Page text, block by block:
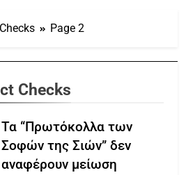
Page 2
Checks
Τα “Πρωτόκολλα των
Σοφών της Σιών” δεν
αναφέρουν μείωση